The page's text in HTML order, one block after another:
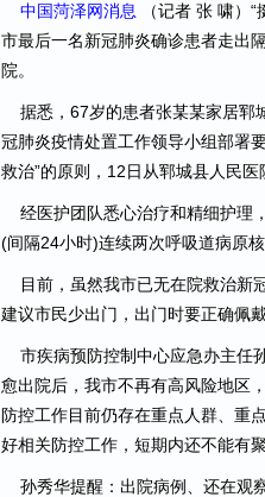
中国菏泽网消息
（记者 张 啸）
市最后一名新冠肺炎确诊患者走出
院。
据悉，67岁的患者张某某家居郓
冠肺炎疫情处置工作领导小组部署
救治”的原则，12日从郓城县人民
经医护团队悉心治疗和精细护理
(间隔24小时)连续两次呼吸道病原
目前，虽然我市已无在院救治新
建议市民少出门，出门时要正确佩
市疾病预防控制中心应急办主任
愈出院后，我市不再有高风险地区
防控工作目前仍存在重点人群、重
好相关防控工作，短期内还不能有
孙秀华提醒：出院病例、还在观